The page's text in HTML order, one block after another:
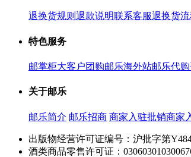
退换货规则 退款说明联系客服退换货流
特色服务
邮掌柜大客户团购邮乐海外站邮乐代购
关于邮乐
邮乐简介 邮乐招商 商家入驻批销商家
出版物经营许可证编号：沪批字第
酒类商品零售许可证：